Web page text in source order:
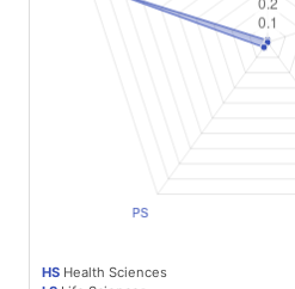
HS Health Sciences